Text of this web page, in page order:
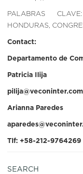
PALABRAS
HONDURAS,
Contact:
Departamento de
Patricia Ilija
Arianna Paredes
Tlf: +58-212-9764269
SEARCH